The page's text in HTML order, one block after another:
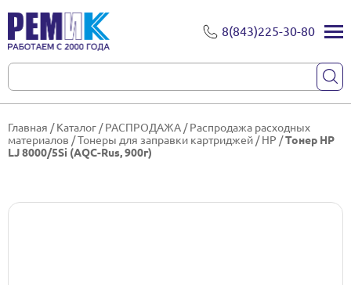
8(843)225-30-80
Главная /Каталог /РАСПРОДАЖА /Распродажа расходных
материалов /Тонеры для заправки картриджей /HP /Тонер HP
LJ 8000/5Si (AQC-Rus, 900г)